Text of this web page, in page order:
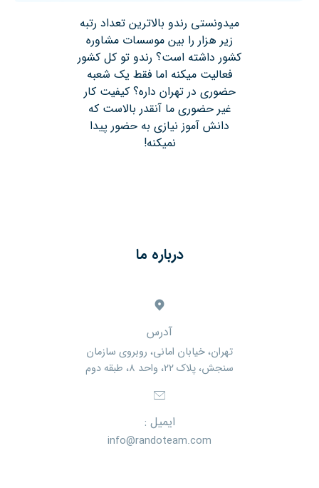
میدونستی رندو بالاترین تعداد رتبه
زیر هزار را بین موسسات مشاوره
کشور داشته است؟ رندو تو کل کشور
فعالیت میکنه اما فقط یک شعبه
حضوری در تهران داره؟ کیفیت کار
غیر حضوری ما آنقدر بالاست که
دانش آموز نیازی به حضور پیدا
نمیکنه!
درباره ما
آدرس
تهران، خیابان امانی، روبروی سازمان
سنجش، پلاک ۲۲، واحد ۸، طبقه دوم
ایمیل :
info@randoteam.com